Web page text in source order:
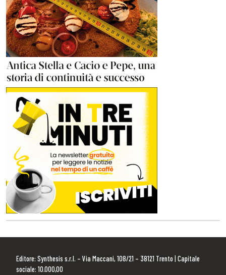
Editore: Synthesis s.r.l. – Via Maccani, 108/21 – 38121 Trento | Capitale
sociale: 10.000,00